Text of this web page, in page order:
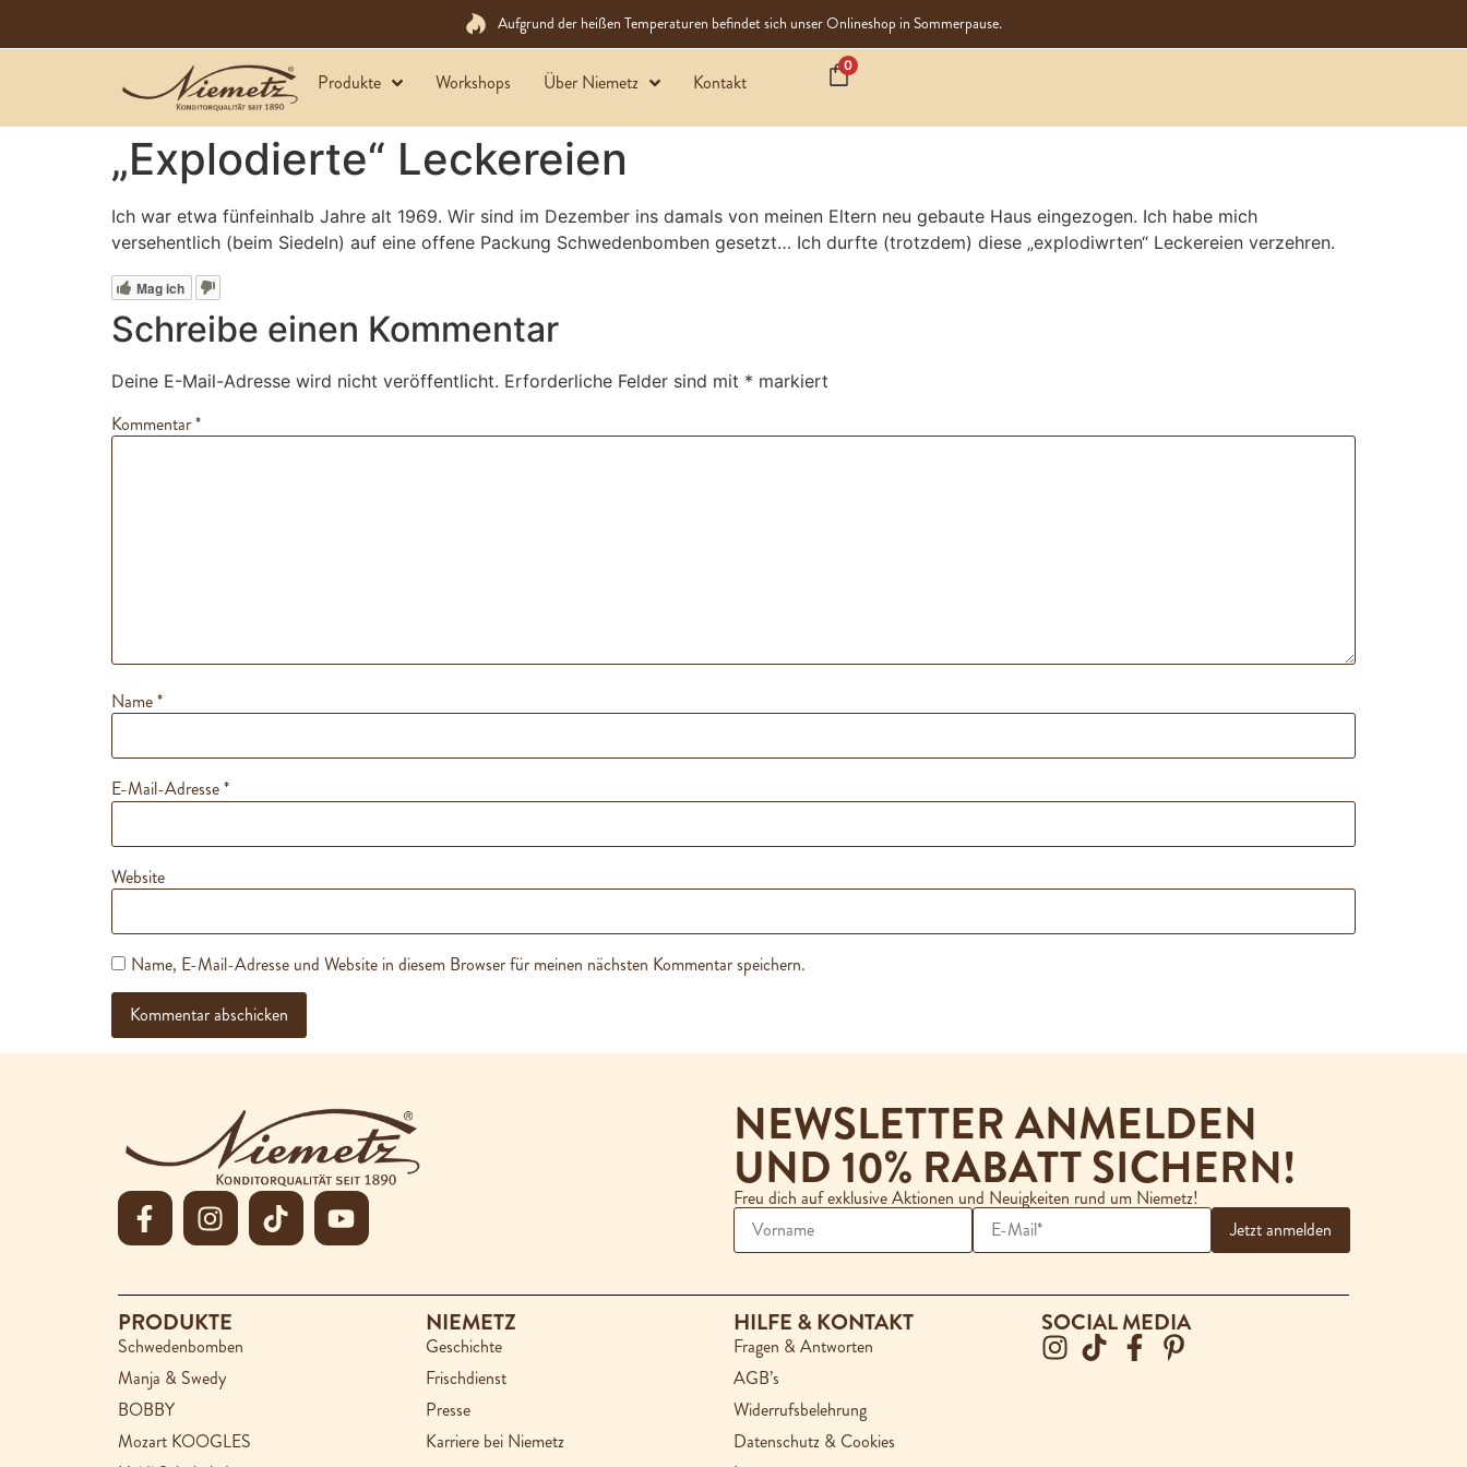
Aufgrund der heißen Temperaturen befindet sich unser Onlineshop in Sommerpause.
Produkte Workshops Über Niemetz Kontakt
0
„Explodierte“ Leckereien
Ich war etwa fünfeinhalb Jahre alt 1969. Wir sind im Dezember ins damals von meinen Eltern neu gebaute Haus eingezogen. Ich habe mich
versehentlich (beim Siedeln) auf eine offene Packung Schwedenbomben gesetzt… Ich durfte (trotzdem) diese „explodiwrten“ Leckereien verzehren.
Mag ich
Schreibe einen Kommentar
Deine E-Mail-Adresse wird nicht veröffentlicht. Erforderliche Felder sind mit * markiert
Kommentar*
Name*
E-Mail-Adresse*
Website
Name, E-Mail-Adresse und Website in diesem Browser für meinen nächsten Kommentar speichern.
NEWSLETTER ANMELDEN
UND 10% RABATT SICHERN!
Freu dich auf exklusive Aktionen und Neuigkeiten rund um Niemetz!
PRODUKTE
Schwedenbomben
Manja & Swedy
BOBBY
Mozart KOOGLES
NIEMETZ
Geschichte
Frischdienst
Presse
Karriere bei Niemetz
HILFE & KONTAKT
Fragen & Antworten
AGB’s
Widerrufsbelehrung
Datenschutz & Cookies
SOCIAL MEDIA